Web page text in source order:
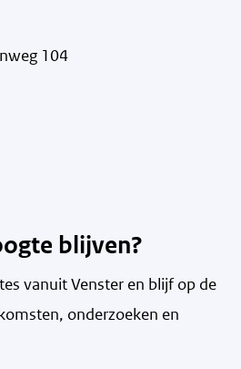
104
blijven?
vanuit Venster en blijf op de
onderzoeken en